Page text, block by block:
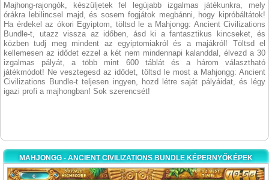
Majhong-rajongók, készüljetek fel legújabb izgalmas játékunkra, mely
órákra lebilincsel majd, és sosem fogjátok megbánni, hogy kipróbáltátok!
Ha érdekel az ókori Egyiptom, töltsd le a Mahjongg: Ancient Civilizations
Bundle-t, utazz vissza az időben, ásd ki a fantasztikus kincseket, és
közben tudj meg mindent az egyiptomiakról és a majákról! Töltsd el
kellemesen az idődet ezzel a két nem mindennapi kalanddal, élvezd a 30
izgalmas pályát, a több mint 600 táblát és a három választható
játékmódot! Ne vesztegesd az idődet, töltsd le most a Mahjongg: Ancient
Civilizations Bundle-t teljesen ingyen, hozd létre saját pályáidat, és légy
igazi profi a majhongban! Sok szerencsét!
MAHJONGG - ANCIENT CIVILIZATIONS BUNDLE KÉPERNYŐKÉPEK